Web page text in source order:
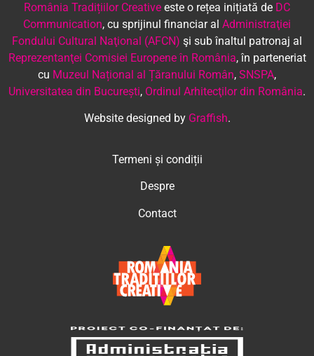
România Tradițiilor Creative este o rețea inițiată de DC
Communication, cu sprijinul financiar al Administraţiei
Fondului Cultural Naţional (AFCN) şi sub înaltul patronaj al
Reprezentanţei Comisiei Europene în România, în parteneriat
cu Muzeul Național al Țăranului Român, SNSPA,
Universitatea din București, Ordinul Arhitecţilor din România.
Website designed by Graffish.
Termeni și condiții
Despre
Contact